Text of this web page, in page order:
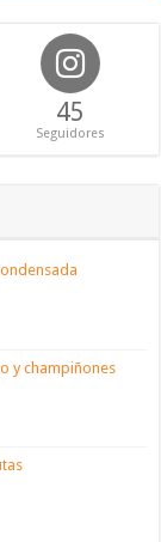
45
Seguidores
y champiñones